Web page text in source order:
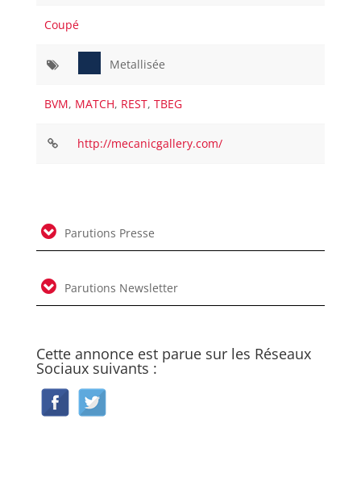
Coupé
Metallisée
BVM, MATCH, REST,TBEG
http://mecanicgallery.com/
Parutions Presse
Parutions Newsletter
Cette annonce est parue sur les Réseaux
Sociaux suivants :